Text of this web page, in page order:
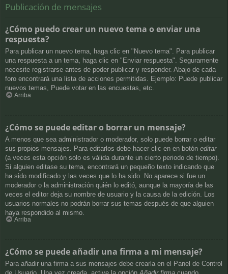
Publicación de mensajes
¿Cómo puedo crear un nuevo tema o enviar una
respuesta?
Para publicar un nuevo tema, haga clic en "Nuevo tema". Para publicar
una respuesta a un tema, haga clic en "Enviar respuesta". Seguramente
necesite registrarse antes de poder publicar y responder. Abajo de cada
foro encontrará una lista de acciones permitidas. Ejemplo: Puede publicar
nuevos temas, Puede votar en las encuestas, etc.
Arriba
¿Cómo se puede editar o borrar un mensaje?
A menos que sea administrador o moderador, solo puede borrar o editar
sus propios mensajes. Para editarlos debe hacer clic en en botón editar
(a veces esta opción solo es válida durante un cierto periodo de tiempo).
Si alguien editase su tema, encontrará un pequeño texto indicando que
ha sido modificado y las veces que lo ha sido. No aparece si fue un
moderador o la administración quién lo editó, aunque la mayoría de las
veces el editor deja su nombre de usuario y la causa de la edición. Los
usuarios normales no podrán borrar sus temas después de que alguien
haya respondido al mismo.
Arriba
¿Cómo se puede añadir una firma a mi mensaje?
Para añadir una firma a sus mensajes debe crearla en el Panel de Control